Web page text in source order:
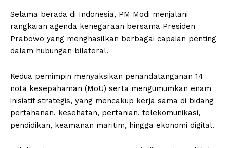
Selama berada di Indonesia, PM Modi menjalani
rangkaian agenda kenegaraan bersama Presiden
Prabowo yang menghasilkan berbagai capaian penting
dalam hubungan bilateral.
Kedua pemimpin menyaksikan penandatanganan 14
nota kesepahaman (MoU) serta mengumumkan enam
inisiatif strategis, yang mencakup kerja sama di bidang
pertahanan, kesehatan, pertanian, telekomunikasi,
pendidikan, keamanan maritim, hingga ekonomi digital.